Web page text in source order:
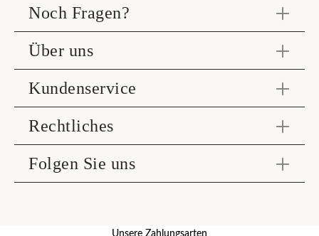
Noch Fragen?
Über uns
Kundenservice
Rechtliches
Folgen Sie uns
Unsere Zahlungsarten